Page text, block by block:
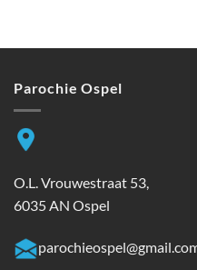
Parochie Ospel
O.L. Vrouwestraat 53,
6035 AN Ospel